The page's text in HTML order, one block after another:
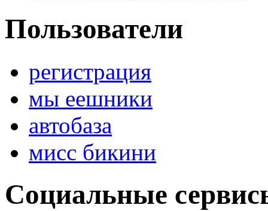
Пользователи
регистрация
мы еешники
автобаза
мисс бикини
Социальные